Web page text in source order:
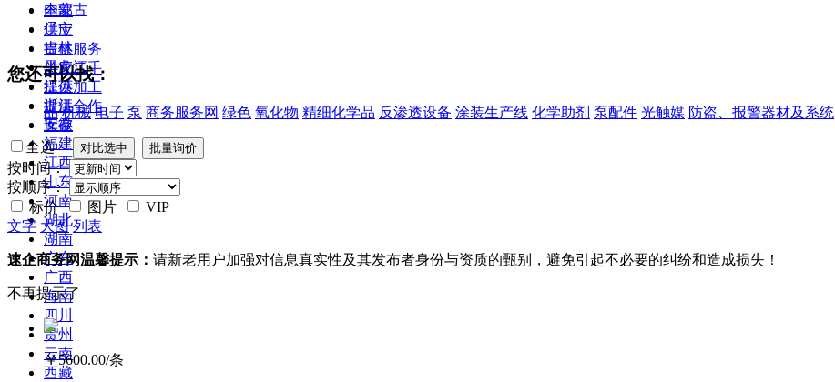
内蒙古
辽宁
吉林
黑龙江
江苏
浙江
安徽
福建
江西
山东
河南
湖北
湖南
广东
广西
海南
四川
贵州
云南
西藏
全部
供应
提供服务
供应二手
提供加工
提供合作
库存
您还可以找：
品 机械 电子 泵 商务服务网 绿色 氧化物 精细化学品 反渗透设备 涂装生产线 化学助剂 泵配件 光触媒 防盗、报警器材及系统
全选
按时间：
按顺序：
标价
图片
VIP
文字 大图 列表
速企商务网温馨提示： 请新老用户加强对信息真实性及其发布者身份与资质的甄别，避免引起不必要的纠纷和造成损失！
不再提示了
￥5600.00/条